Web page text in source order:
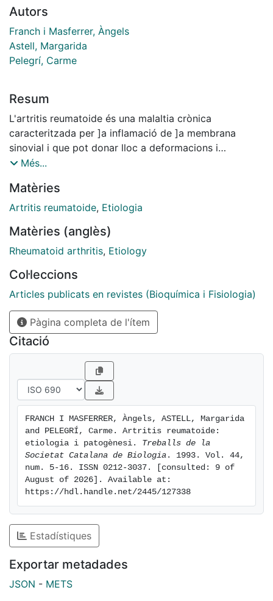
Autors
Franch i Masferrer, Àngels
Astell, Margarida
Pelegrí, Carme
Resum
L'artritis reumatoide és una malaltia crònica
caracteritzada per ]a inflamació de ]a membrana
sinovial i que pot donar lloc a deformacions i
incapacitació final de les articulacions afectades. La
la producció d'autoanticossos i d'altres evidencies
impliquen fenòmens autoimmunitaris en ]a seva
individus genèticament susceptibles quan algun factor
exogen o endogen provoca una resposta immunitària
esdevé crònica. Actualment es considera que alguns
agents infecciosos i/o substàncies endògenes són
possibles causes de l'artritis reumatoide. Es possible
que la presencia de ]'agent etiològic a nivell articular
doni lloc a la inflamació sinovial crònica. Aixi, en els
teixits afectats s'ha observat activació de limfòcits T.
angiogènesi i migració de diferents tipus de leucòcits.
Tots aquests esdeveniments comporten sinovitis i
donen lloc a un teixit invasiu anomenat pannus, capaç
d'envair el cartílag, els tendons i l'os subcondral i,
conseqüentment, de donar lloc a lesions irreversibles.
En aquest treball es recullen les teories sobre els
possibles agents etiològics de l'artritis reumatoide i es
resumeixen les fases de la seva patogènesi.
Més...
Matèries
Artritis reumatoide, Etiologia
Matèries (anglès)
Rheumatoid arthritis, Etiology
Col·leccions
Articles publicats en revistes (Bioquímica i Fisiologia)
Pàgina completa de l'ítem
Citació
FRANCH I MASFERRER, Àngels, ASTELL, Margarida
and PELEGRÍ, Carme. Artritis reumatoide:
etiologia i patogènesi. Treballs de la
Societat Catalana de Biologia . 1993. Vol. 44,
num. 5-16. ISSN 0212-3037. [consulted: 9 of
August of 2026]. Available at:
https://hdl.handle.net/2445/127338
Estadístiques
Exportar metadades
JSON - METS